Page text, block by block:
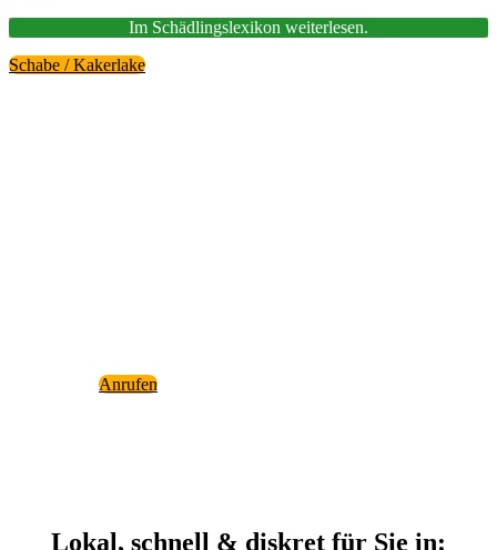
Im Schäd­lings­le­xi­kon wei­ter­le­sen.
Scha­be / Kaker­la­ke
Anru­fen
Lokal, schnell & dis­kret für Sie in: